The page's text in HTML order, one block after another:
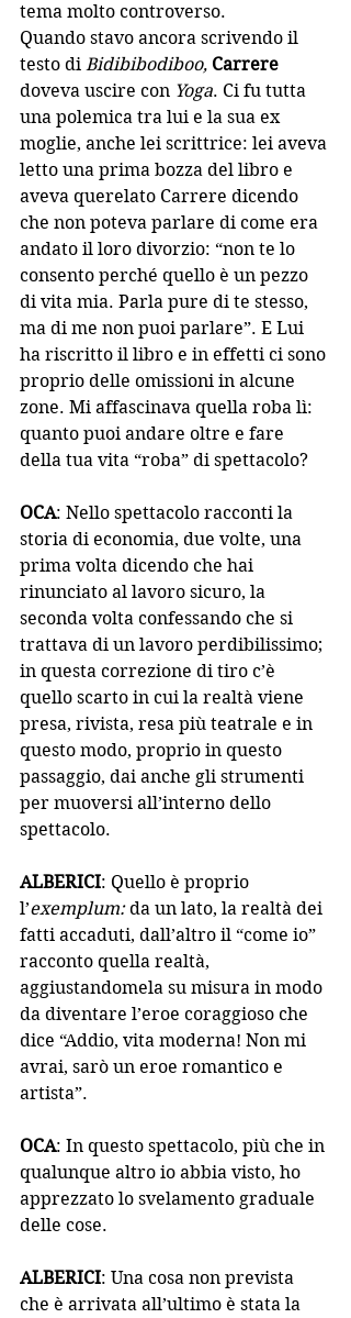
tema molto controverso.
Quando stavo ancora scrivendo il
testo di Bidibibodiboo, Carrere
doveva uscire con Yoga. Ci fu tutta
una polemica tra lui e la sua ex
moglie, anche lei scrittrice: lei aveva
letto una prima bozza del libro e
aveva querelato Carrere dicendo
che non poteva parlare di come era
andato il loro divorzio: “non te lo
consento perché quello è un pezzo
di vita mia. Parla pure di te stesso,
ma di me non puoi parlare”. E Lui
ha riscritto il libro e in effetti ci sono
proprio delle omissioni in alcune
zone. Mi affascinava quella roba lì:
quanto puoi andare oltre e fare
della tua vita “roba” di spettacolo?
OCA: Nello spettacolo racconti la
storia di economia, due volte, una
prima volta dicendo che hai
rinunciato al lavoro sicuro, la
seconda volta confessando che si
trattava di un lavoro perdibilissimo;
in questa correzione di tiro c’è
quello scarto in cui la realtà viene
presa, rivista, resa più teatrale e in
questo modo, proprio in questo
passaggio, dai anche gli strumenti
per muoversi all’interno dello
spettacolo.
ALBERICI: Quello è proprio
l’exemplum: da un lato, la realtà dei
fatti accaduti, dall’altro il “come io”
racconto quella realtà,
aggiustandomela su misura in modo
da diventare l’eroe coraggioso che
dice “Addio, vita moderna! Non mi
avrai, sarò un eroe romantico e
artista”.
OCA: In questo spettacolo, più che in
qualunque altro io abbia visto, ho
apprezzato lo svelamento graduale
delle cose.
ALBERICI: Una cosa non prevista
che è arrivata all’ultimo è stata la